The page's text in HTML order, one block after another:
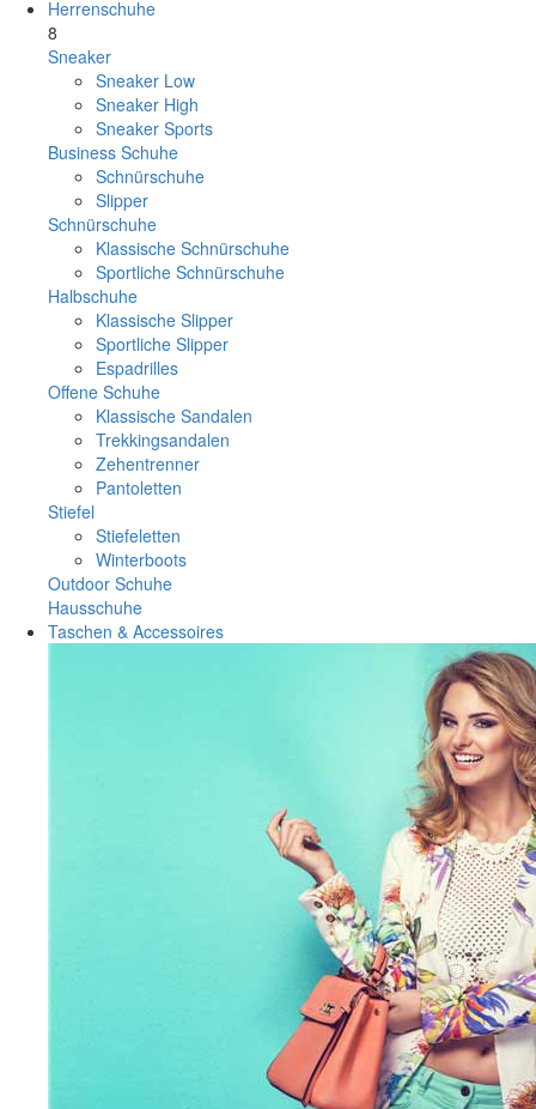
Herrenschuhe
8
Sneaker
Sneaker Low
Sneaker High
Sneaker Sports
Business Schuhe
Schnürschuhe
Slipper
Schnürschuhe
Klassische Schnürschuhe
Sportliche Schnürschuhe
Halbschuhe
Klassische Slipper
Sportliche Slipper
Espadrilles
Offene Schuhe
Klassische Sandalen
Trekkingsandalen
Zehentrenner
Pantoletten
Stiefel
Stiefeletten
Winterboots
Outdoor Schuhe
Hausschuhe
Taschen & Accessoires